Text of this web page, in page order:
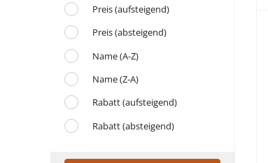
Preis (aufsteigend)
Preis (absteigend)
Name (A-Z)
Name (Z-A)
Rabatt (aufsteigend)
Rabatt (absteigend)